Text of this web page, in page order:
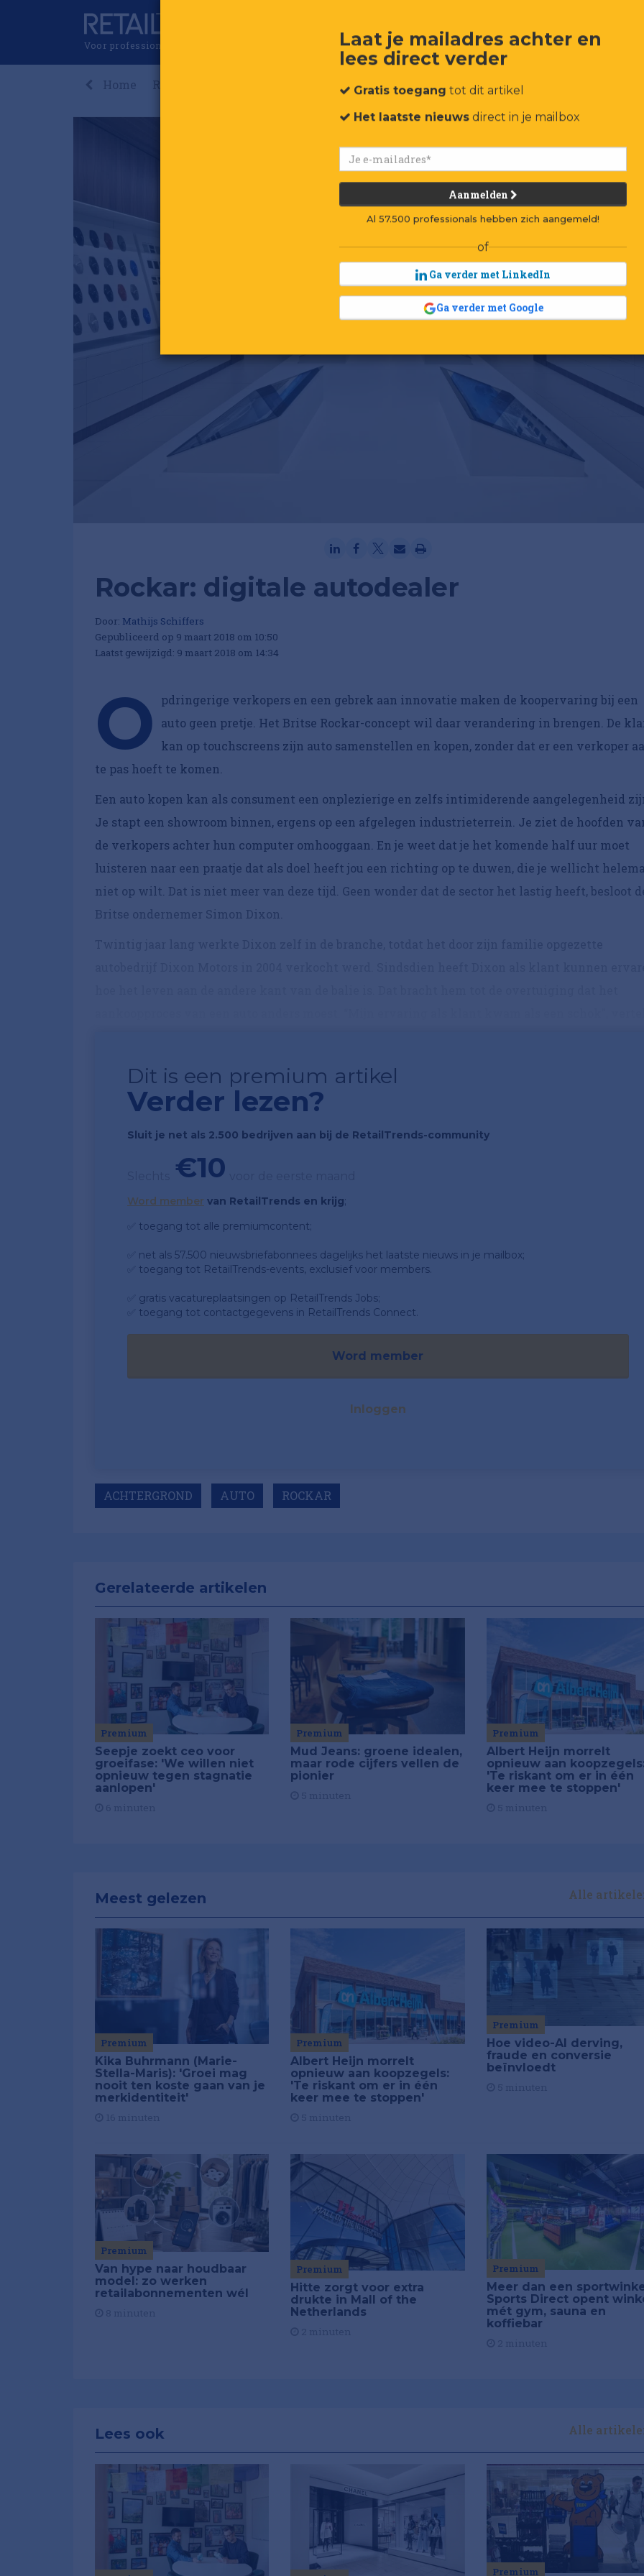
Voor professionals in retail & brands
Home Recent Events Connect Jobs Adverteren
Rockar: digitale autodealer
Door: Mathijs Schiffers
Gepubliceerd op 9 maart 2018 om 10:50
Laatst gewijzigd: 9 maart 2018 om 14:34
O
pdringerige verkopers en een gebrek aan innovatie maken de koopervaring bij een
auto geen pretje. Het Britse Rockar-concept wil daar verandering in brengen. De
kan op touchscreens zijn auto samenstellen en kopen, zonder dat er een verkoper
te pas hoeft te komen.
Een auto kopen kan als consument een onplezierige en zelfs intimiderende aangelegenheid
Je stapt een showroom binnen, ergens op een afgelegen industrieterrein. Je ziet de hoofden
de verkopers achter hun computer omhooggaan. En je weet dat je het komende half uur moet
luisteren naar een praatje dat als doel heeft jou een richting op te duwen, die je wellicht
niet op wilt. Dat is niet meer van deze tijd. Geen wonder dat de sector het lastig heeft, besloot
Britse ondernemer Simon Dixon.
Dit is een premium artikel
Verder lezen?
Sluit je net als 2.500 bedrijven aan bij de RetailTrends-community
€10
Word member van RetailTrends en krijg;
✅ toegang tot alle premiumcontent;
✅ net als 57.500 nieuwsbriefabonnees dagelijks het laatste nieuws in je mailbox;
✅ toegang tot RetailTrends-events, exclusief voor members.
✅ gratis vacatureplaatsingen op RetailTrends Jobs;
✅ toegang tot contactgegevens in RetailTrends Connect.
Word member
Inloggen
ACHTERGROND AUTO ROCKAR
Gerelateerde artikelen
Premium
Seepje zoekt ceo voor
groeifase: 'We willen niet
opnieuw tegen stagnatie
aanlopen'
Premium
Mud Jeans: groene idealen,
maar rode cijfers vellen de
pionier
Premium
Albert Heijn morrelt
opnieuw aan
'Te riskant om er in één
keer mee te stoppen'
Meest gelezen Alle
Premium
Kika Buhrmann (Marie-
Stella-Maris): 'Groei mag
nooit ten koste gaan van je
merkidentiteit'
Premium
Albert Heijn morrelt
opnieuw aan koopzegels:
'Te riskant om er in één
keer mee te stoppen'
Premium
Hoe video-AI derving,
fraude en conversie
beïnvloedt
Premium
Van hype naar houdbaar
model: zo werken
retailabonnementen wél
Premium
Hitte zorgt voor extra
drukte in Mall of the
Netherlands
Premium
Meer dan een
Sports Direct opent
mét gym, sauna en
koffiebar
Lees ook Alle
Premium
Laat je mailadres achter en
lees direct verder
Gratis toegangtot dit artikel
Het laatste nieuwsdirect in je mailbox
Aanmelden
Al 57.500 professionals hebben zich aangemeld!
of
Ga verder met LinkedIn